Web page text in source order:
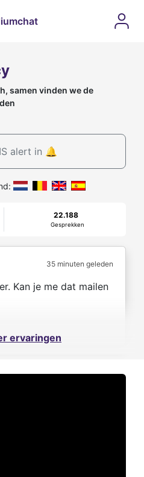
samen vinden we de
alert in 🔔
22.188
Gesprekken
35 minuten geleden
Kan je me dat mailen
ervaringen